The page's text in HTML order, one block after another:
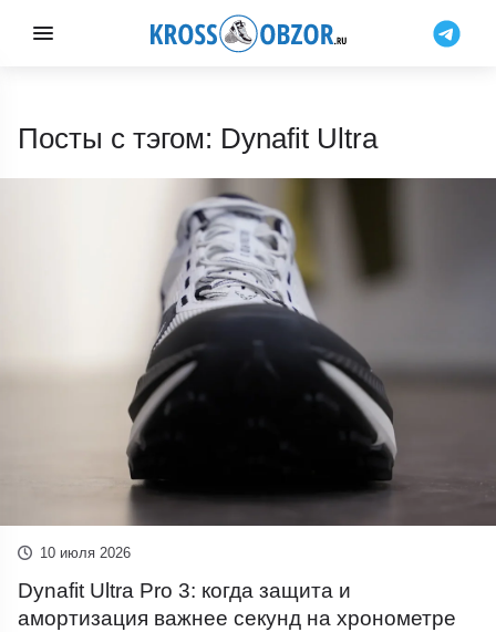
Посты с тэгом: Dynafit Ultra
10 июля 2026
Dynafit Ultra Pro 3: когда защита и
амортизация важнее секунд на хронометре